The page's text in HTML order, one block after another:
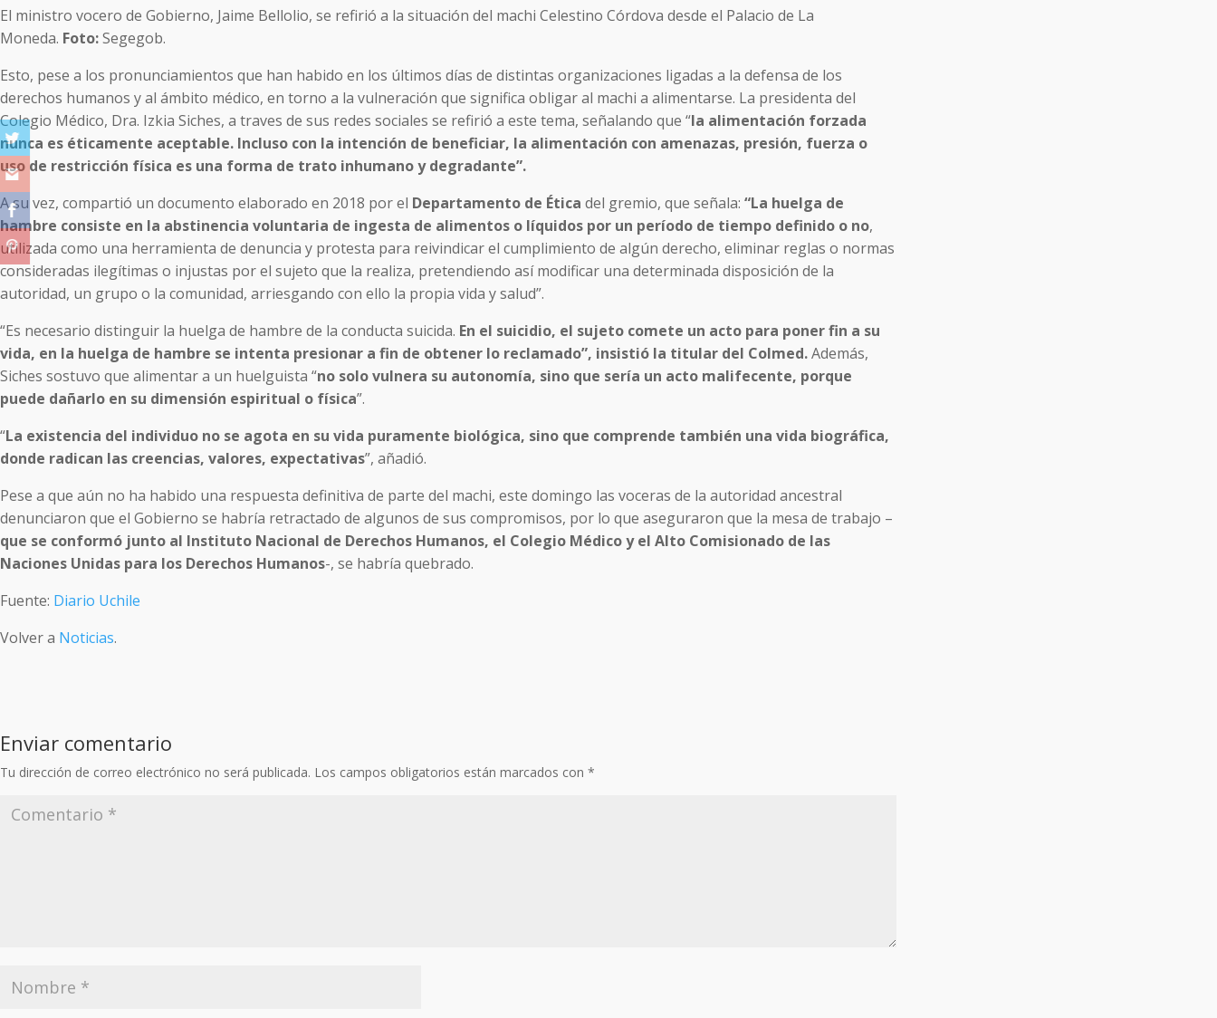
El ministro vocero de Gobierno, Jaime Bellolio, se refirió a la situación del machi Celestino Córdova desde el Palacio de La
Moneda. Foto:Segegob.
Esto, pese a los pronunciamientos que han habido en los últimos días de distintas organizaciones ligadas a la defensa de los
derechos humanos y al ámbito médico, en torno a la vulneración que significa obligar al machi a alimentarse. La presidenta del
Colegio Médico, Dra. Izkia Siches, a traves de sus redes sociales se refirió a este tema, señalando que “la alimentación forzada
nunca es éticamente aceptable. Incluso con la intención de beneficiar, la alimentación con amenazas, presión, fuerza o
uso de restricción física es una forma de trato inhumano y degradante”.
A su vez, compartió un documento elaborado en 2018 por el Departamento de Ética del gremio, que señala: “La huelga de
hambre consiste en la abstinencia voluntaria de ingesta de alimentos o líquidos por un período de tiempo definido o no,
utilizada como una herramienta de denuncia y protesta para reivindicar el cumplimiento de algún derecho, eliminar reglas o normas
consideradas ilegítimas o injustas por el sujeto que la realiza, pretendiendo así modificar una determinada disposición de la
autoridad, un grupo o la comunidad, arriesgando con ello la propia vida y salud”.
“Es necesario distinguir la huelga de hambre de la conducta suicida. En el suicidio, el sujeto comete un acto para poner fin a su
vida, en la huelga de hambre se intenta presionar a fin de obtener lo reclamado”, insistió la titular del Colmed.Además,
Siches sostuvo que alimentar a un huelguista “no solo vulnera su autonomía, sino que sería un acto malifecente, porque
puede dañarlo en su dimensión espiritual o física”.
“La existencia del individuo no se agota en su vida puramente biológica, sino que comprende también una vida biográfica,
donde radican las creencias, valores, expectativas”, añadió.
Pese a que aún no ha habido una respuesta definitiva de parte del machi, este domingo las voceras de la autoridad ancestral
denunciaron que el Gobierno se habría retractado de algunos de sus compromisos, por lo que aseguraron que la mesa de trabajo –
que se conformó junto al Instituto Nacional de Derechos Humanos, el Colegio Médico y el Alto Comisionado de las
Naciones Unidas para los Derechos Humanos-, se habría quebrado.
Fuente: Diario Uchile
Volver a Noticias.
Enviar comentario
Tu dirección de correo electrónico no será publicada. Los campos obligatorios están marcados con *